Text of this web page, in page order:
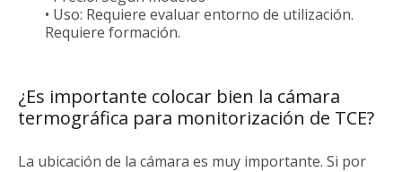
• Uso: Requiere evaluar entorno de utilización.
Requiere formación.
¿Es importante colocar bien la cámara
termográfica para monitorización de TCE?
La ubicación de la cámara es muy importante. Si por